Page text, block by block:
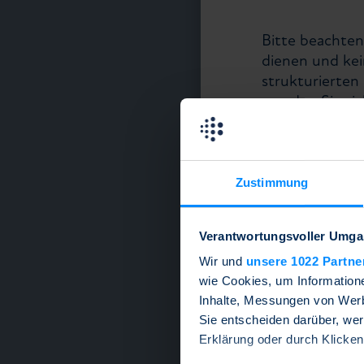
Zustimmung
Verantwortungsvoller
Wir und unsere 1022
wie Cookies, um
Inhalte, Messungen von
Sie entscheiden darüber,
Erklärung oder durch
Bitte
dienen und
strukturierten
wenden Sie
Diese